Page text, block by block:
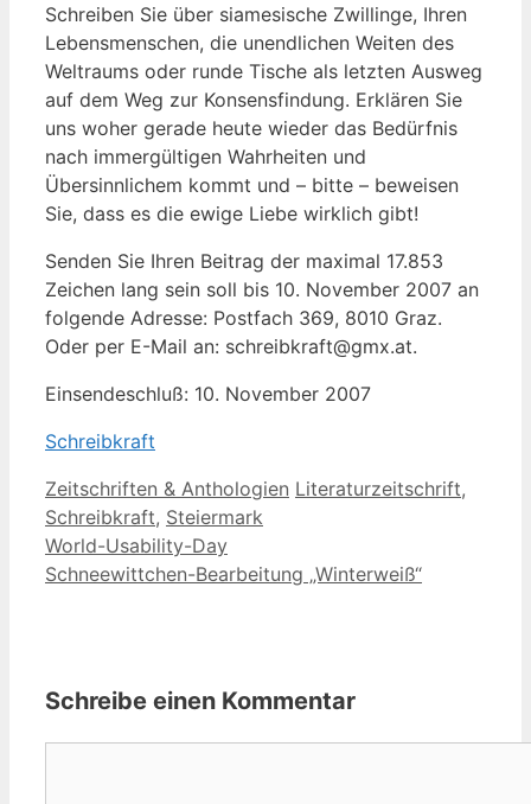
Schreiben Sie über siamesische Zwillinge, Ihren
Lebensmenschen, die unendlichen Weiten des
Weltraums oder runde Tische als letzten Ausweg
auf dem Weg zur Konsensfindung. Erklären Sie
uns woher gerade heute wieder das Bedürfnis
nach immergültigen Wahrheiten und
Übersinnlichem kommt und – bitte – beweisen
Sie, dass es die ewige Liebe wirklich gibt!
Senden Sie Ihren Beitrag der maximal 17.853
Zeichen lang sein soll bis 10. November 2007 an
folgende Adresse: Postfach 369, 8010 Graz.
Oder per E-Mail an: schreibkraft@gmx.at.
Einsendeschluß: 10. November 2007
Schreibkraft
Kategorien
Zeitschriften & Anthologien Schlagwörter
Literaturzeitschrift,
Schreibkraft, Steiermark
World-Usability-Day
Schneewittchen-Bearbeitung „Winterweiß“
Schreibe einen Kommentar